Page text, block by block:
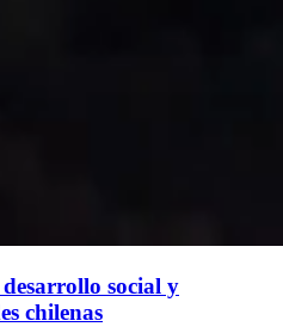
social y
chilenas